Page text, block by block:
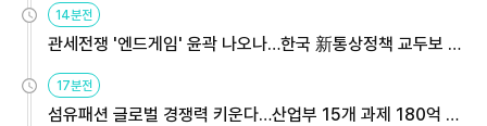
14분전
관세전쟁 '엔드게임' 윤곽 나오나…한국 新통상정책 교두보 활
용해야
17분전
섬유패션 글로벌 경쟁력 키운다…산업부 15개 과제 180억 지